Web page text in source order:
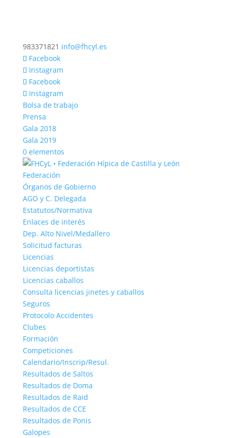
983371821 info@fhcyl.es
Facebook
Instagram
Facebook
Instagram
Bolsa de trabajo
Prensa
Gala 2018
Gala 2019
0 elementos
Federación
Órganos de Gobierno
AGO y C. Delegada
Estatutos/Normativa
Enlaces de interés
Dep. Alto Nivel/Medallero
Solicitud facturas
Licencias
Licencias deportistas
Licencias caballos
Consulta licencias jinetes y caballos
Seguros
Protocolo Accidentes
Clubes
Formación
Competiciones
Calendario/Inscrip/Resul.
Resultados de Saltos
Resultados de Doma
Resultados de Raid
Resultados de CCE
Resultados de Ponis
Galopes